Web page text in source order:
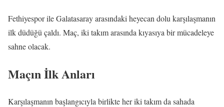
Fethiyespor ile Galatasaray arasındaki heyecan dolu karşılaşmanın
ilk düdüğü çaldı. Maç, iki takım arasında kıyasıya bir mücadeleye
sahne olacak.
Maçın İlk Anları
Karşılaşmanın başlangıcıyla birlikte her iki takım da sahada